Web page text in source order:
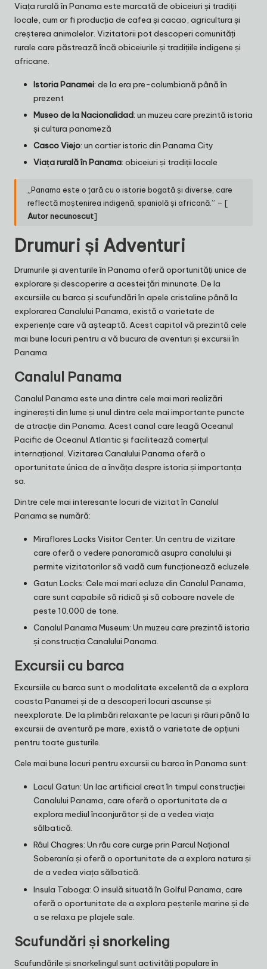
Viața rurală în Panama este marcată de obiceiuri și tradiții
locale, cum ar fi producția de cafea și cacao, agricultura și
creșterea animalelor. Vizitatorii pot descoperi comunități
rurale care păstrează încă obiceiurile și tradițiile indigene și
africane.
Istoria Panamei: de la era pre-columbiană până în
prezent
Museo de la Nacionalidad: un muzeu care prezintă istoria
și cultura panameză
Casco Viejo: un cartier istoric din Panama City
Viața rurală în Panama: obiceiuri și tradiții locale
„Panama este o țară cu o istorie bogată și diverse, care
reflectă moștenirea indigenă, spaniolă și africană.” – [
Autor necunoscut]
Drumuri și Adventuri
Drumurile și aventurile în Panama oferă oportunități unice de
explorare și descoperire a acestei țări minunate. De la
excursiile cu barca și scufundări în apele cristaline până la
explorarea Canalului Panama, există o varietate de
experiențe care vă așteaptă. Acest capitol vă prezintă cele
mai bune locuri pentru a vă bucura de aventuri și excursii în
Panama.
Canalul Panama
Canalul Panama este una dintre cele mai mari realizări
inginerești din lume și unul dintre cele mai importante puncte
de atracție din Panama. Acest canal care leagă Oceanul
Pacific de Oceanul Atlantic și facilitează comerțul
internațional. Vizitarea Canalului Panama oferă o
oportunitate única de a învăța despre istoria și importanța
sa.
Dintre cele mai interesante locuri de vizitat în Canalul
Panama se numără:
Miraflores Locks Visitor Center: Un centru de vizitare
care oferă o vedere panoramică asupra canalului și
permite vizitatorilor să vadă cum funcționează ecluzele.
Gatun Locks: Cele mai mari ecluze din Canalul Panama,
care sunt capabile să ridică și să coboare navele de
peste 10.000 de tone.
Canalul Panama Museum: Un muzeu care prezintă istoria
și construcția Canalului Panama.
Excursii cu barca
Excursiile cu barca sunt o modalitate excelentă de a explora
coasta Panamei și de a descoperi locuri ascunse și
neexplorate. De la plimbări relaxante pe lacuri și râuri până la
excursii de aventură pe mare, există o varietate de opțiuni
pentru toate gusturile.
Cele mai bune locuri pentru excursii cu barca în Panama sunt:
Lacul Gatun: Un lac artificial creat în timpul construcției
Canalului Panama, care oferă o oportunitate de a
explora mediul înconjurător și de a vedea viața
sălbatică.
Râul Chagres: Un râu care curge prin Parcul Național
Soberanía și oferă o oportunitate de a explora natura și
de a vedea viața sălbatică.
Insula Taboga: O insulă situată în Golful Panama, care
oferă o oportunitate de a explora peșterile marine și de
a se relaxa pe plajele sale.
Scufundări și snorkeling
Scufundările și snorkelingul sunt activități populare în